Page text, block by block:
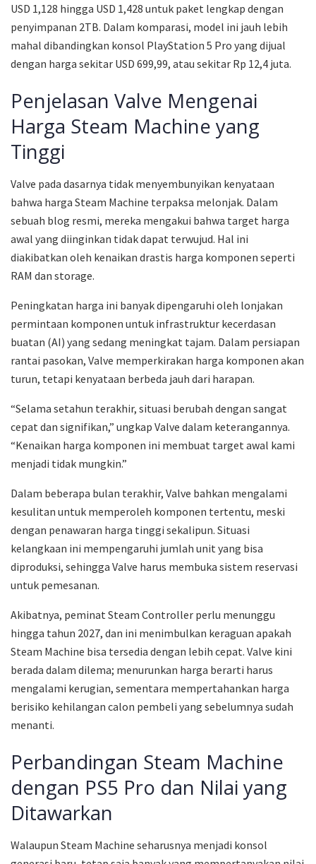
USD 1,128 hingga USD 1,428 untuk paket lengkap dengan
penyimpanan 2TB. Dalam komparasi, model ini jauh lebih
mahal dibandingkan konsol PlayStation 5 Pro yang dijual
dengan harga sekitar USD 699,99, atau sekitar Rp 12,4 juta.
Penjelasan Valve Mengenai
Harga Steam Machine yang
Tinggi
Valve pada dasarnya tidak menyembunyikan kenyataan
bahwa harga Steam Machine terpaksa melonjak. Dalam
sebuah blog resmi, mereka mengakui bahwa target harga
awal yang diinginkan tidak dapat terwujud. Hal ini
diakibatkan oleh kenaikan drastis harga komponen seperti
RAM dan storage.
Peningkatan harga ini banyak dipengaruhi oleh lonjakan
permintaan komponen untuk infrastruktur kecerdasan
buatan (AI) yang sedang meningkat tajam. Dalam persiapan
rantai pasokan, Valve memperkirakan harga komponen akan
turun, tetapi kenyataan berbeda jauh dari harapan.
“Selama setahun terakhir, situasi berubah dengan sangat
cepat dan signifikan,” ungkap Valve dalam keterangannya.
“Kenaikan harga komponen ini membuat target awal kami
menjadi tidak mungkin.”
Dalam beberapa bulan terakhir, Valve bahkan mengalami
kesulitan untuk memperoleh komponen tertentu, meski
dengan penawaran harga tinggi sekalipun. Situasi
kelangkaan ini mempengaruhi jumlah unit yang bisa
diproduksi, sehingga Valve harus membuka sistem reservasi
untuk pemesanan.
Akibatnya, peminat Steam Controller perlu menunggu
hingga tahun 2027, dan ini menimbulkan keraguan apakah
Steam Machine bisa tersedia dengan lebih cepat. Valve kini
berada dalam dilema; menurunkan harga berarti harus
mengalami kerugian, sementara mempertahankan harga
berisiko kehilangan calon pembeli yang sebelumnya sudah
menanti.
Perbandingan Steam Machine
dengan PS5 Pro dan Nilai yang
Ditawarkan
Walaupun Steam Machine seharusnya menjadi konsol